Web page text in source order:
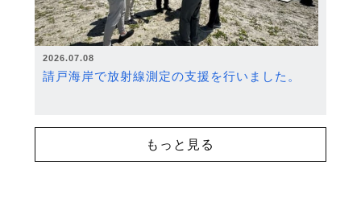
2026.07.08
請戸海岸で放射線測定の支援を行いました。
もっと見る